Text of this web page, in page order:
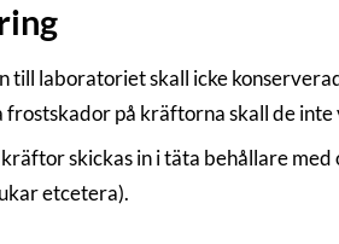
till laboratoriet skall icke
frostskador på kräftorna skall de
skickas in i täta behållare
etcetera).